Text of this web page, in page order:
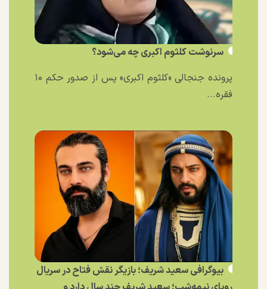
سرنوشت کلثوم اکبری چه می‌شود؟
پرونده جنجالی «کلثوم اکبری» پس از صدور حکم ۱۰
فقره...
بیوگرافی سعید شریف؛ بازیگر نقش فتاح در سریال